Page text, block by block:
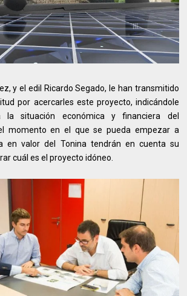
y el edil Ricardo Segado, le han transmitido
por acercarles este proyecto, indicándole
la situación económica y financiera del
momento en el que se pueda empezar a
en valor del Tonina tendrán en cuenta su
cuál es el proyecto idóneo.